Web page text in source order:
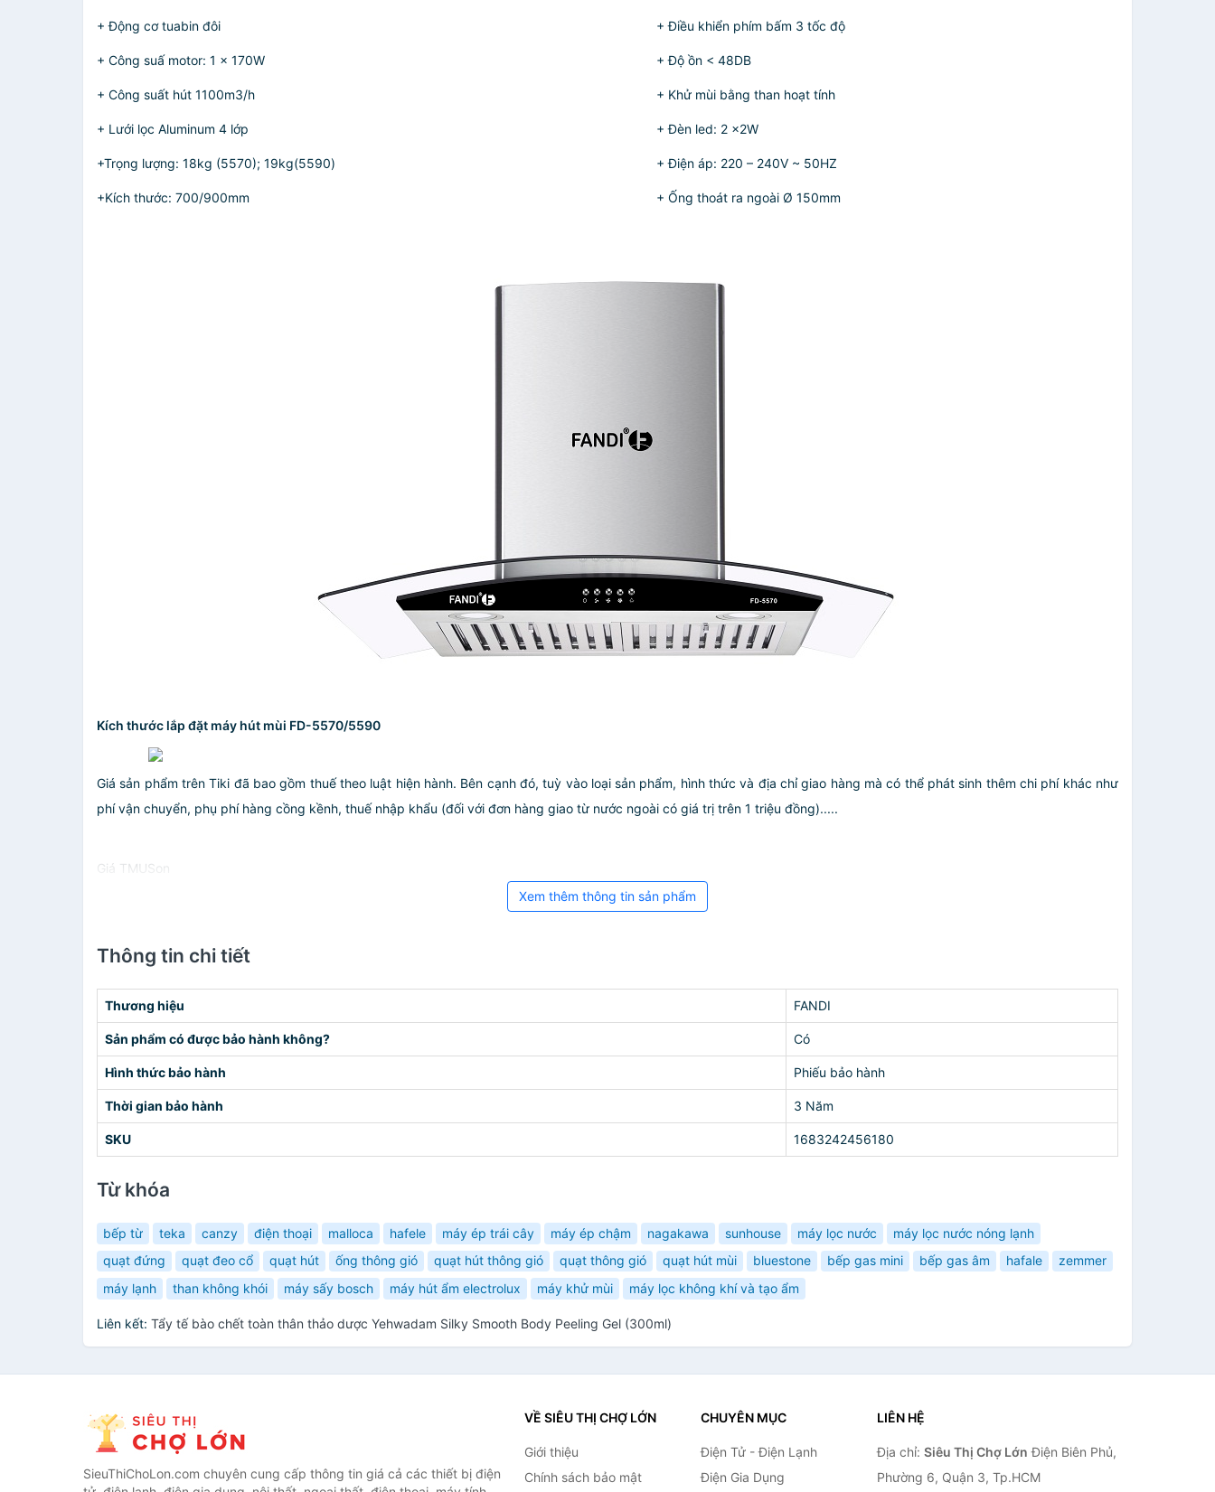
+ Động cơ tuabin đôi + Điều khiển phím bấm 3 tốc độ
+ Công suấ motor: 1 x 170W + Độ ồn < 48DB
+ Công suất hút 1100m3/h + Khử mùi bằng than hoạt tính
+ Lưới lọc Aluminum 4 lớp + Đèn led: 2 x2W
+Trọng lượng: 18kg (5570); 19kg(5590) + Điện áp: 220 – 240V ~ 50HZ
+Kích thước: 700/900mm + Ống thoát ra ngoài Ø 150mm
Kích thước lắp đặt máy hút mùi FD-5570/5590
Giá sản phẩm trên Tiki đã bao gồm thuế theo luật hiện hành. Bên cạnh đó, tuỳ vào loại sản phẩm, hình thức và địa chỉ giao hàng mà có thể phát sinh thêm chi phí khác như
phí vận chuyển, phụ phí hàng cồng kềnh, thuế nhập khẩu (đối với đơn hàng giao từ nước ngoài có giá trị trên 1 triệu đồng).....
Giá TMUSon
Xem thêm thông tin sản phẩm
Thông tin chi tiết
Thương hiệu FANDI
Sản phẩm có được bảo hành không? Có
Hình thức bảo hành Phiếu bảo hành
Thời gian bảo hành 3 Năm
SKU 1683242456180
Từ khóa
bếp từ teka canzy điện thoại malloca hafele máy ép trái cây máy ép chậm nagakawa sunhouse máy lọc nước
máy lọc nước nóng lạnh
quạt đứng
quạt đeo cổ quạt hút ống thông gió quạt hút thông gió quạt thông gió quạt hút mùi bluestone bếp gas mini bếp gas âm hafale
zemmer
máy lạnh
than không khói máy sấy bosch máy hút ẩm electrolux máy khử mùi máy lọc không khí và tạo ẩm
Liên kết: Tẩy tế bào chết toàn thân thảo dược Yehwadam Silky Smooth Body Peeling Gel (300ml)
SieuThiChoLon.com chuyên cung cấp thông tin giá cả các thiết bị điện
VỀ SIÊU THỊ CHỢ LỚN
Giới thiệu
Chính sách bảo mật
CHUYÊN MỤC
Điện Tử - Điện Lạnh
Điện Gia Dụng
LIÊN HỆ
Địa chỉ: Siêu Thị Chợ Lớn Điện Biên Phủ,
Phường 6, Quận 3, Tp.HCM